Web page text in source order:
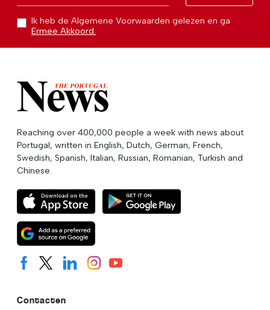
Ik heb de Algemene Voorwaarden gelezen en ga
Ermee Akkoord.
Reaching over 400,000 people a week with news about
Portugal, written in English, Dutch, German, French,
Swedish, Spanish, Italian, Russian, Romanian, Turkish and
Chinese.
Contacten